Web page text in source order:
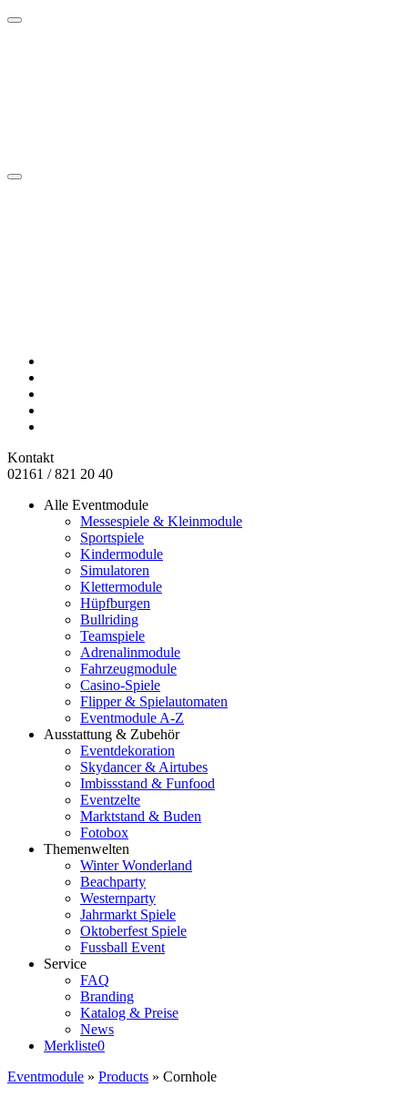
Kontakt
02161 / 821 20 40
Alle Eventmodule
Messespiele & Kleinmodule
Sportspiele
Kindermodule
Simulatoren
Klettermodule
Hüpfburgen
Bullriding
Teamspiele
Adrenalinmodule
Fahrzeugmodule
Casino-Spiele
Flipper & Spielautomaten
Eventmodule A-Z
Ausstattung & Zubehör
Eventdekoration
Skydancer & Airtubes
Imbissstand & Funfood
Eventzelte
Marktstand & Buden
Fotobox
Themenwelten
Winter Wonderland
Beachparty
Westernparty
Jahrmarkt Spiele
Oktoberfest Spiele
Fussball Event
Service
FAQ
Branding
Katalog & Preise
News
Merkliste0
Eventmodule » Products » Cornhole